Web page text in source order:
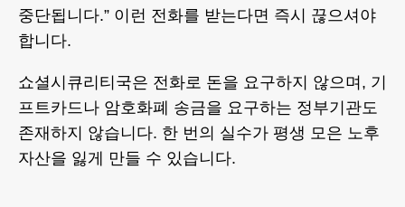
중단됩니다.” 이런 전화를 받는다면 즉시 끊으셔야
합니다.
쇼셜시큐리티국은 전화로 돈을 요구하지 않으며, 기
프트카드나 암호화폐 송금을 요구하는 정부기관도
존재하지 않습니다. 한 번의 실수가 평생 모은 노후
자산을 잃게 만들 수 있습니다.